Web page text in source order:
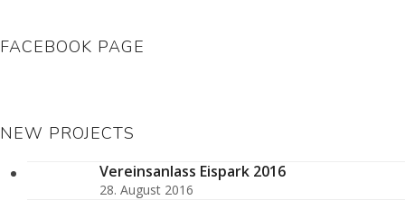
FACEBOOK PAGE
NEW PROJECTS
Vereinsanlass Eispark 2016
28. August 2016